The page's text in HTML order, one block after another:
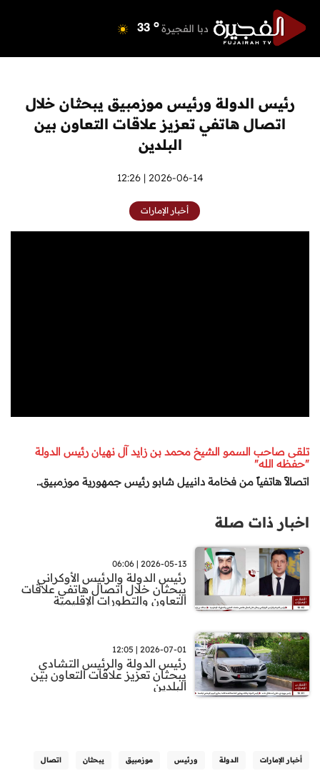
دبا الفجيرة 33 o
أم القيوين 34 o
راس الخيمة o
32 o
رئيس الدولة ورئيس موزمبيق يبحثان خلال
اتصال هاتفي تعزيز علاقات التعاون بين
البلدين
2026-06-14 | 12:26
أخبار الإمارات
تلقى صاحب السمو الشيخ محمد بن زايد آل نهيان رئيس الدولة
"حفظه الله"
اتصالاً هاتفياً من فخامة دانييل شابو رئيس جمهورية موزمبيق..
اخبار ذات صلة
2026-05-13 | 06:06
رئيس الدولة والرئيس الأوكراني
يبحثان خلال اتصال هاتفي علاقات
التعاون والتطورات الإقليمية
2026-07-01 | 12:05
رئيس الدولة والرئيس التشادي
يبحثان تعزيز علاقات التعاون بين
البلدين
أخبار الإمارات الدولة ورئيس موزمبيق يبحثان اتصال